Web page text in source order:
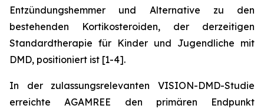
Entzündungshemmer und Alternative zu den
bestehenden Kortikosteroiden, der derzeitigen
Standardtherapie für Kinder und Jugendliche mit
DMD, positioniert ist [1-4].
In der zulassungsrelevanten VISION-DMD-Studie
erreichte AGAMREE den primären Endpunkt